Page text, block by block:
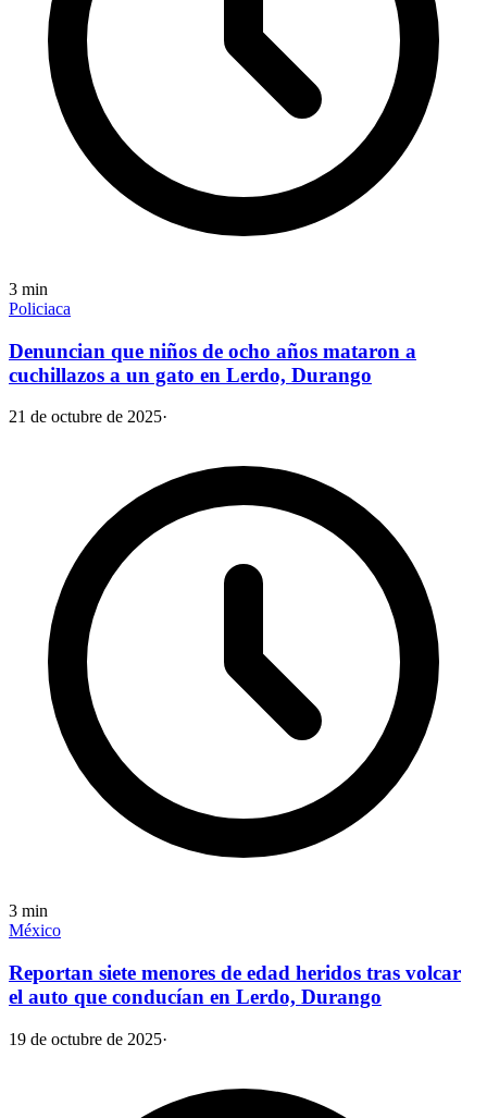
3 min
Policiaca
Denuncian que niños de ocho años mataron a
cuchillazos a un gato en Lerdo, Durango
21 de octubre de 2025·
3 min
México
Reportan siete menores de edad heridos tras volcar
el auto que conducían en Lerdo, Durango
19 de octubre de 2025·